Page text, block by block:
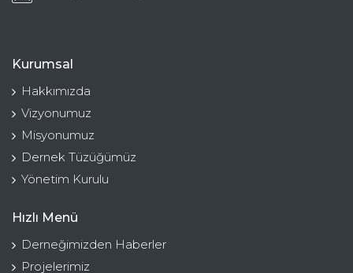
Kurumsal
Hakkımızda
Vizyonumuz
Misyonumuz
Dernek Tüzüğümüz
Yönetim Kurulu
Hızlı Menü
Derneğimizden Haberler
Projelerimiz